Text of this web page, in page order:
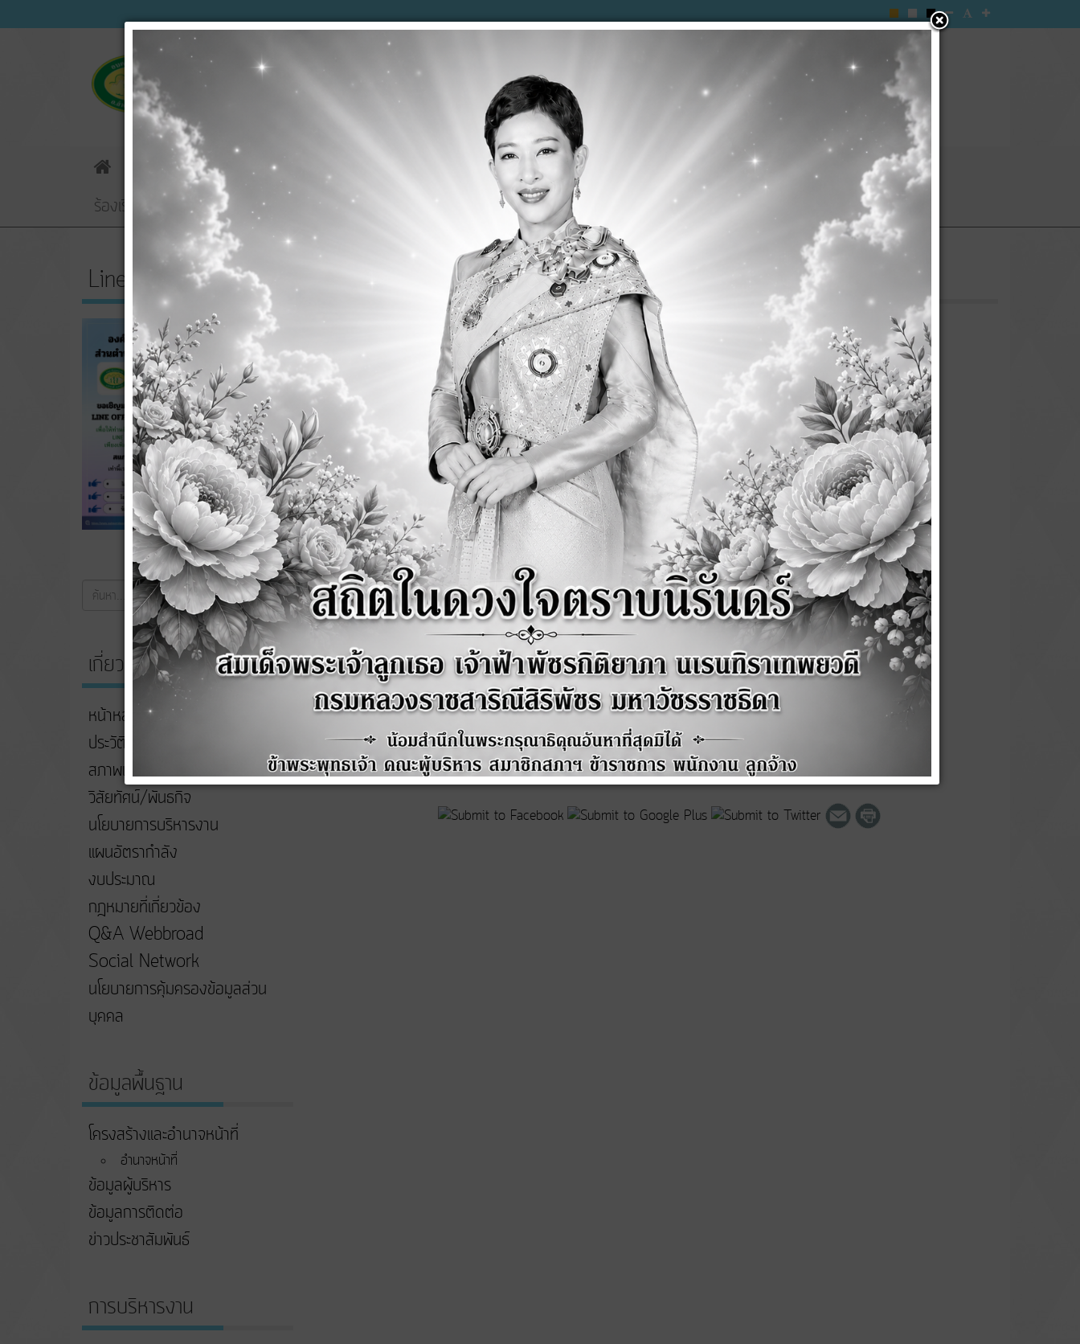
Home
ข่าวประชาสัมพันธ์ ข่าวจัดซื้อจัดจ้าง จดหมายข่าว รับเรื่องร้องเรียน ประกาศ อบต.
กิจการสภา
ร้องเรียนทุจริตฯ
E-Service ข้อมูลการติดต่อ ลงนามถวายพระพร ตอบคำถามQ&A
รายงานผลการบริหารและพัฒนาทรัยากรบุคคลประจำปี พ.ศ. 2567
Line OA ของ อบต.
ค้นหา... ค้นหา
เกี่ยวกับหน่วยงาน
หน้าหลัก
ประวัติความเป็นมา
สภาพและข้อมูลพื้นฐาน
วิสัยทัศน์/พันธกิจ
นโยบายการบริหารงาน
แผนอัตรากำลัง
งบประมาณ
กฎหมายที่เกี่ยวข้อง
Q&A Webbroad
Social Network
นโยบายการคุ้มครองข้อมูลส่วน
บุคคล
ข้อมูลพื้นฐาน
โครงสร้างและอำนาจหน้าที่
อำนาจหน้าที่
ข้อมูลผู้บริหาร
ข้อมูลการติดต่อ
ข่าวประชาสัมพันธ์
การบริหารงาน